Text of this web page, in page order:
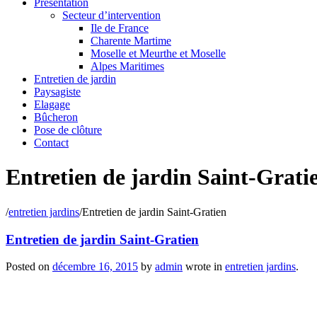
Présentation
Secteur d’intervention
Ile de France
Charente Martime
Moselle et Meurthe et Moselle
Alpes Maritimes
Entretien de jardin
Paysagiste
Elagage
Bûcheron
Pose de clôture
Contact
Entretien de jardin Saint-
/entretien jardins/Entretien de jardin Saint-Gratien
Entretien de jardin Saint-Gratien
Posted on décembre 16, 2015 by admin wrote in entretien jardins.